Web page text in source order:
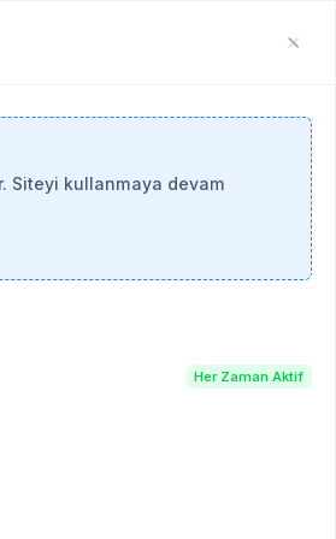
Siteyi kullanmaya devam
Her Zaman Aktif